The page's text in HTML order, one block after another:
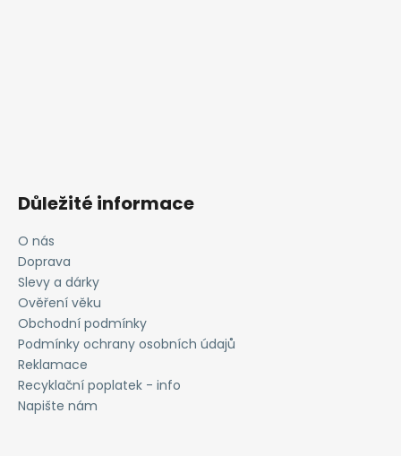
Důležité informace
O nás
Doprava
Slevy a dárky
Ověření věku
Obchodní podmínky
Podmínky ochrany osobních údajů
Reklamace
Recyklační poplatek - info
Napište nám